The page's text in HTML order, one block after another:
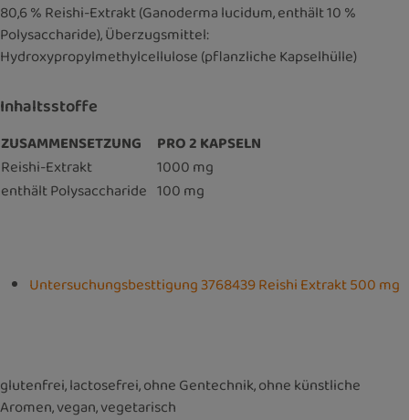
80,6 % Reishi-Extrakt (Ganoderma lucidum, enthält 10 %
Polysaccharide), Überzugsmittel:
Hydroxypropylmethylcellulose (pflanzliche Kapselhülle)
Inhaltsstoffe
ZUSAMMENSETZUNG
PRO 2 KAPSELN
Reishi-Extrakt
1000 mg
enthält Polysaccharide 100 mg
Untersuchungsbesttigung 3768439 Reishi Extrakt 500 mg
glutenfrei, lactosefrei, ohne Gentechnik, ohne künstliche
Aromen, vegan, vegetarisch